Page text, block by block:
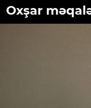
Oxşar